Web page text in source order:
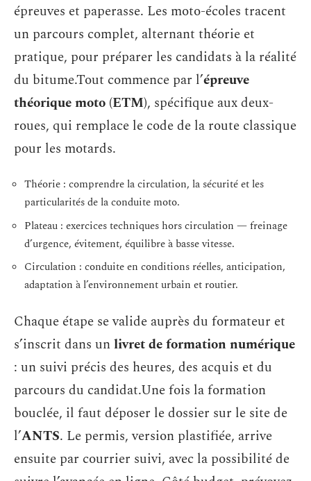
épreuves et paperasse. Les moto-écoles tracent
un parcours complet, alternant théorie et
pratique, pour préparer les candidats à la réalité
du bitume.Tout commence par l’épreuve
théorique moto (ETM), spécifique aux deux-
roues, qui remplace le code de la route classique
pour les motards.
Théorie : comprendre la circulation, la sécurité et les
particularités de la conduite moto.
Plateau : exercices techniques hors circulation — freinage
d’urgence, évitement, équilibre à basse vitesse.
Circulation : conduite en conditions réelles, anticipation,
adaptation à l’environnement urbain et routier.
Chaque étape se valide auprès du formateur et
s’inscrit dans unlivret de formation numérique
: un suivi précis des heures, des acquis et du
parcours du candidat.Une fois la formation
bouclée, il faut déposer le dossier sur le site de
l’ANTS. Le permis, version plastifiée, arrive
ensuite par courrier suivi, avec la possibilité de